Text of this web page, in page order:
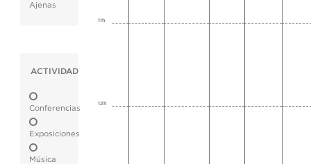
Ajenas
ACTIVIDAD
Conferencias
Exposiciones
Música
11h
12h